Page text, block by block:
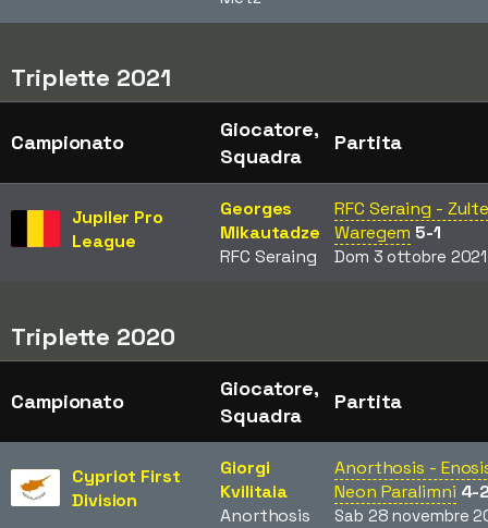
Triplette 2021
Campionato
Giocatore,
Squadra
Partita
Jupiler Pro
League
Georges
Mikautadze
RFC Seraing
RFC Seraing -
Waregem 5-1
Dom 3 ottobre 2021
Triplette 2020
Campionato
Giocatore,
Squadra
Partita
Cypriot First
Division
Giorgi
Kvilitaia
Anorthosis
Anorthosis -
Neon Paralimni 4-
Sab 28 novembre